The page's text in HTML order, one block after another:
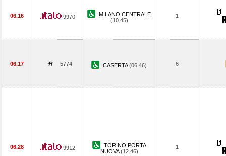
06.16 9970
MILANO CENTRALE
(10.45)
1
06.17 5774 CASERTA(06.46) 6
06.28 9912
TORINO PORTA
NUOVA(12.46)
1